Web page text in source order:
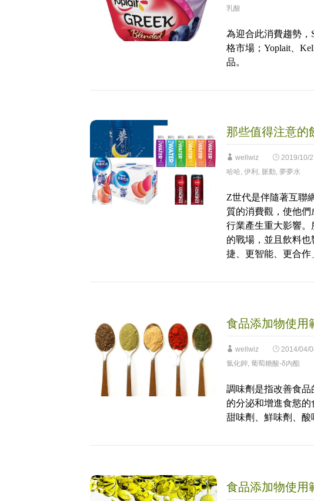
乳酸
為迎合此消費趨勢，
格市場；Yoplait、
品。
那些值得注意的
wellwiz 2019/10/
哈哈, 伊利 , 脈動, 夢夢水
Z世代是伴隨著互聯
質的消費觀，使他
行業產生重大影響
的戰場，並且飲料
捷、更智能、更合作
食品添加物使用
wellwiz 2014/04/
氯化鉀, 葡萄糖酸-δ內酯
調味劑是指改善食
的分泌和增進食慾的
甜味劑、鮮味劑、酸
食品添加物使用